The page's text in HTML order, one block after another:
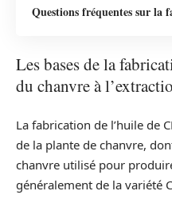
Questions fréquentes sur la
Les bases de la
du chanvre à
La fabrication de l’huile de
de la plante de chanvre,
chanvre utilisé pour
généralement de la variété